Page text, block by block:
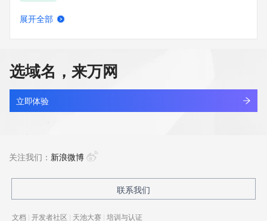
eburfnq.cn
最近查询
查看详情
最近查询
展开全部
选域名，来万网
立即体验
关注我们： 新浪微博
联系我们
文档 | 开发者社区 | 天池大赛 | 培训与认证